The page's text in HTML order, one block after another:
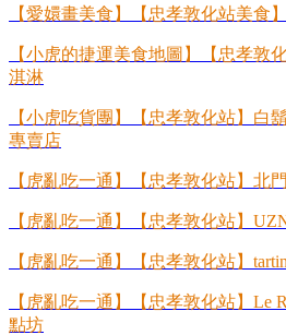
【愛嬛畫美食】【忠孝敦化站美食
【小虎的捷運美食地圖】【忠孝敦
淇淋
【小虎吃貨團】【忠孝敦化站】白
專賣店
【虎亂吃一通】【忠孝敦化站】北
【虎亂吃一通】【忠孝敦化站】
【虎亂吃一通】【忠孝敦化站】
【虎亂吃一通】【忠孝敦化站】 Le
點坊